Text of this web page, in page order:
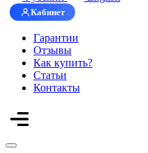
Кабинет
Гарантии
Отзывы
Как купить?
Статьи
Контакты